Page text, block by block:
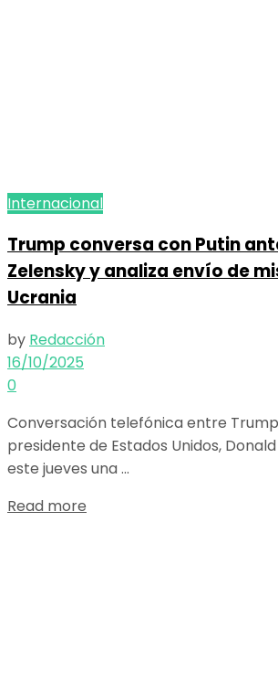
Internacional
Trump conversa con Putin
Zelensky y analiza envío de
Ucrania
by Redacción
16/10/2025
0
Conversación telefónica entre
presidente de Estados Unidos,
este jueves una ...
Read more